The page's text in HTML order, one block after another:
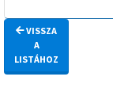
VISSZA
A
LISTÁHOZ